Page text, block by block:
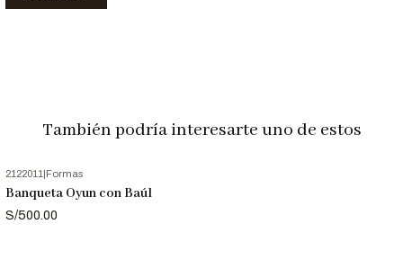
Entrega
Recibe tu sofá en 10 días hábiles en Lima y
Las imágenes son referenciales. Los colores pueden variar
También podría interesarte uno de estos
2122011 |Formas
Banqueta Oyun con Baúl
S/500.00